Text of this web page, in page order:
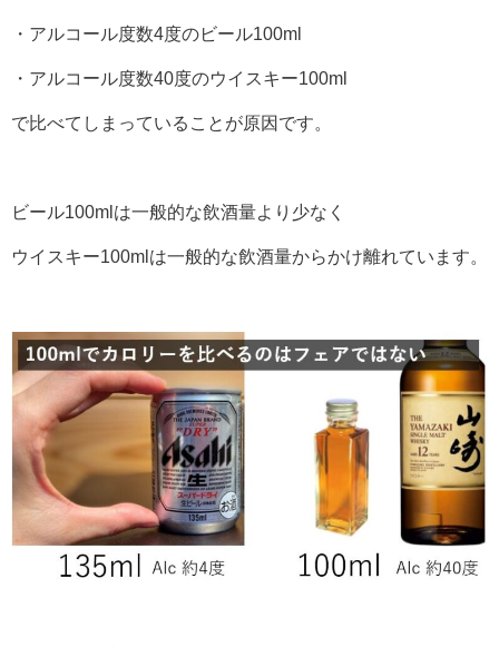
・アルコール度数4度のビール100ml
・アルコール度数40度のウイスキー100ml
で比べてしまっていることが原因です。
ビール100mlは一般的な飲酒量より少なく
ウイスキー100mlは一般的な飲酒量からかけ離れています。